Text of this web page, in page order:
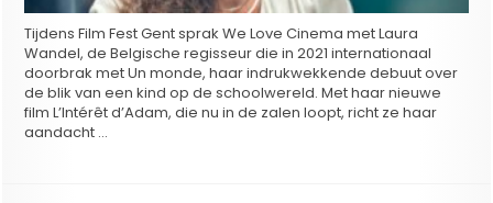
Tijdens Film Fest Gent sprak We Love Cinema met Laura
Wandel, de Belgische regisseur die in 2021 internationaal
doorbrak met Un monde, haar indrukwekkende debuut over
de blik van een kind op de schoolwereld. Met haar nieuwe
film L’Intérêt d’Adam, die nu in de zalen loopt, richt ze haar
aandacht …